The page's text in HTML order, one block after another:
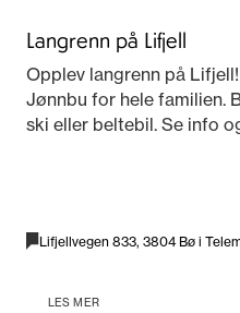
Langrenn på Lifjell
Opplev langrenn på
Jønnbu for hele familien.
ski eller beltebil. Se info
Lifjellvegen 833, 3804 Bø i
LES MER